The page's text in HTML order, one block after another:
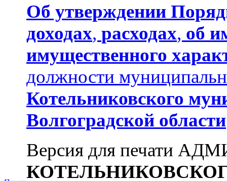
Об утверждении
доходах, расходах, об
имущественного
должности
Котельниковского
Волгоградской области
Версия для печати